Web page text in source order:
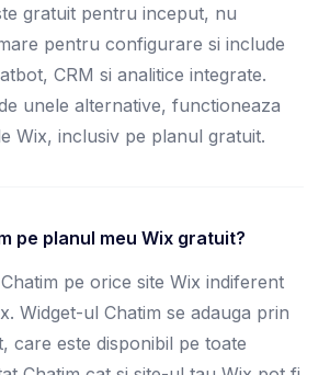
gratuit pentru inceput, nu
pentru configurare si include
CRM si analitice integrate.
unele alternative, functioneaza
Wix, inclusiv pe planul gratuit.
pe planul meu Wix gratuit?
pe orice site Wix indiferent
Widget-ul Chatim se adauga prin
care este disponibil pe toate